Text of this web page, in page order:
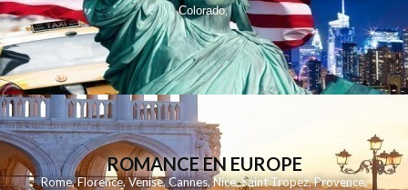
Colorado,
ROMANCE EN EUROPE
Rome,Florence,Venise,Cannes,Nice,Saint Tropez,Provence,